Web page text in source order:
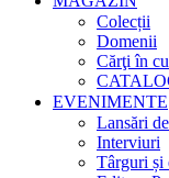
Colecții
Domenii
Cărţi în
EVENIMENTE
Lansări
Interviuri
Târguri și